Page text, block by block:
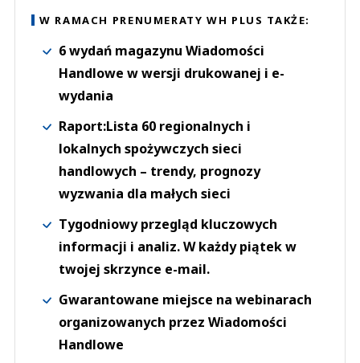
W RAMACH PRENUMERATY WH PLUS TAKŻE:
6 wydań magazynu Wiadomości
Handlowe w wersji drukowanej i e-
wydania
Raport:Lista 60 regionalnych i
lokalnych spożywczych sieci
handlowych – trendy, prognozy
wyzwania dla małych sieci
Tygodniowy przegląd kluczowych
informacji i analiz. W każdy piątek w
twojej skrzynce e-mail.
Gwarantowane miejsce na webinarach
organizowanych przez Wiadomości
Handlowe